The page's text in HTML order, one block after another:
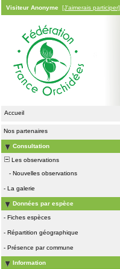
Visiteur Anonyme [J'aimerais participer]
Accueil
Nos partenaires
Consultation
Les observations
- Nouvelles observations
- La galerie
Données par espèce
- Fiches espèces
- Répartition géographique
- Présence par commune
Information